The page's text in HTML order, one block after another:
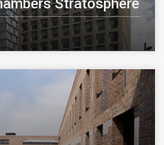
Stratosphere